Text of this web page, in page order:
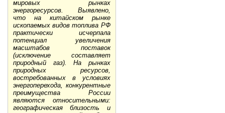
мировых рынках
энергоресурсов. Выявлено,
что на китайском рынке
ископаемых видов топлива РФ
практически исчерпала
потенциал увеличения
масштабов поставок
(исключение составляет
природный газ). На рынках
природных ресурсов,
востребованных в условиях
энергоперехода, конкурентные
преимущества России
являются относительными:
географическая близость и